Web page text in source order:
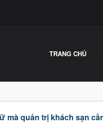
TRANG CHỦ
mà quản trị khách sạn